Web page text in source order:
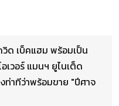
วิด เบ็คแฮม พร้อมเป็น
วอร์ แมนฯ ยูไนเต็ด
ท่าทีว่าพร้อมขาย "ปีศาจ